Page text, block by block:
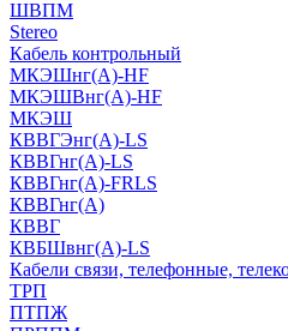
ШВПМ
Stereo
Кабель контрольный
МКЭШнг(A)-HF
МКЭШВнг(А)-HF
МКЭШ
КВВГЭнг(А)-LS
КВВГнг(А)-LS
КВВГнг(А)-FRLS
КВВГнг(А)
КВВГ
КВБШвнг(А)-LS
Кабели связи, телефонные,
ТРП
ПТПЖ